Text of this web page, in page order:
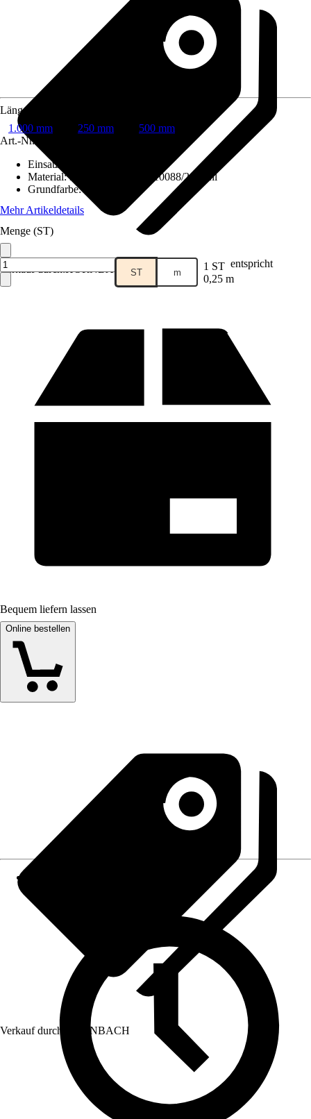
Verkauf durch:HORNBACH
Länge
1.000 mm
250 mm
500 mm
Art.-Nr.
Einsatzbereich
Material:Edelstahl DIN EN 10088/2, Stahl
Grundfarbe:
Mehr Artikeldetails
Menge (ST)
ST m 1 ST entspricht
0,25 m
Bequem liefern lassen
Online bestellen
Verkauf durch: HORNBACH